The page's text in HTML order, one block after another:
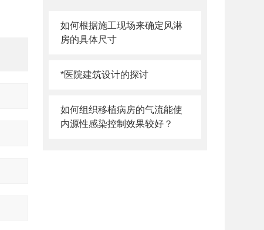
如何根据施工现场来确定风淋
房的具体尺寸
*医院建筑设计的探讨
如何组织移植病房的气流能使
内源性感染控制效果较好？